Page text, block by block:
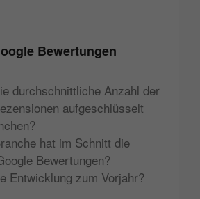
Bewertungen
durchschnittliche Anzahl der
aufgeschlüsselt
hat im Schnitt die
Bewertungen?
Entwicklung zum Vorjahr?